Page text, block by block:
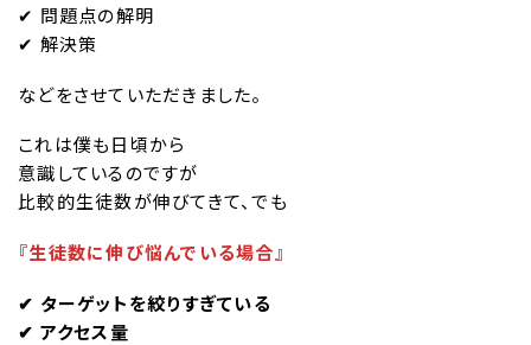
✔︎ 問題点の解明
✔︎ 解決策
などをさせていただきました。
これは僕も日頃から
意識しているのですが
比較的生徒数が伸びてきて、でも
『生徒数に伸び悩んでいる場合』
✔︎ ターゲットを絞りすぎている
✔︎ アクセス量